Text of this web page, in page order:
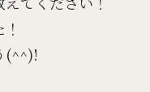
(^^)!